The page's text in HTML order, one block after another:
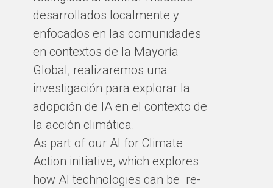
desarrollados localmente y
enfocados en las comunidades
en contextos de la Mayoría
Global, realizaremos una
investigación para explorar la
adopción de IA en el contexto de
la acción climática.
As part of our AI for Climate
Action initiative, which explores
how AI technologies can be re-